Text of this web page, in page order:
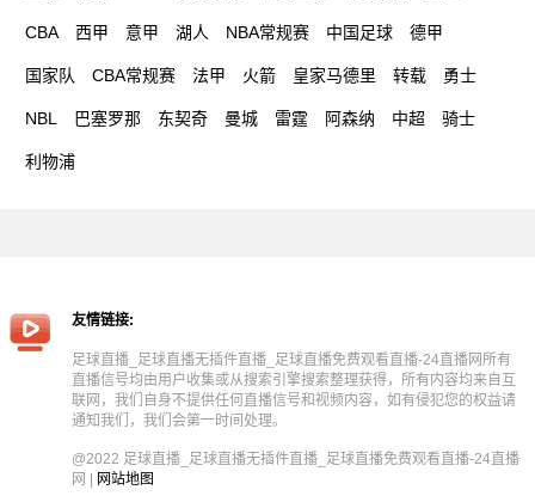
CBA 西甲 意甲 湖人 NBA常规赛 中国足球 德甲
国家队 CBA常规赛 法甲 火箭 皇家马德里 转载 勇士
NBL 巴塞罗那 东契奇 曼城 雷霆 阿森纳 中超 骑士
利物浦
友情链接:
足球直播_足球直播无插件直播_足球直播免费观看直播-24直播网所有
直播信号均由用户收集或从搜索引擎搜索整理获得，所有内容均来自互
联网，我们自身不提供任何直播信号和视频内容，如有侵犯您的权益请
通知我们，我们会第一时间处理。
@2022 足球直播_足球直播无插件直播_足球直播免费观看直播-24直播
网 |
网站地图